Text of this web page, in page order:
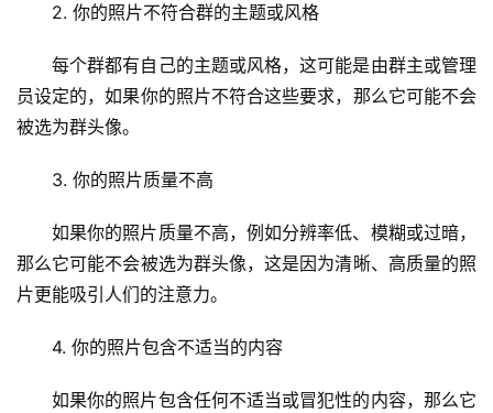
2. 你的照片不符合群的主题或风格
每个群都有自己的主题或风格，这可能是由群主或管理
员设定的，如果你的照片不符合这些要求，那么它可能不会
被选为群头像。
3. 你的照片质量不高
如果你的照片质量不高，例如分辨率低、模糊或过暗，
那么它可能不会被选为群头像，这是因为清晰、高质量的照
片更能吸引人们的注意力。
4. 你的照片包含不适当的内容
如果你的照片包含任何不适当或冒犯性的内容，那么它